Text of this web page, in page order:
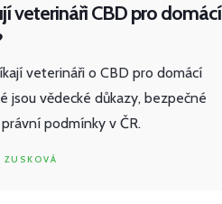
veterináři CBD pro domácí
veterináři o CBD pro domácí
jsou vědecké důkazy, bezpečné
podmínky v ČR.
ZUSKOVÁ